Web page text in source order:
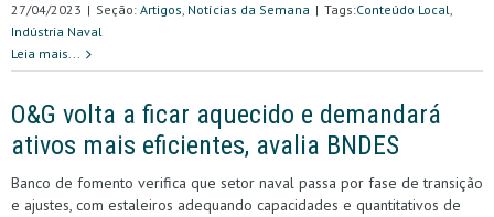
27/04/2023 | Seção: Artigos, Notícias da Semana | Tags:Conteúdo Local,
Indústria Naval
Leia mais...
O&G volta a ficar aquecido e demandará
ativos mais eficientes, avalia BNDES
Banco de fomento verifica que setor naval passa por fase de transição
e ajustes, com estaleiros adequando capacidades e quantitativos de